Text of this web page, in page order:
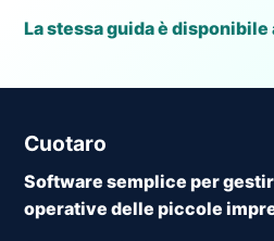
La stessa guida è
Cuotaro
Software semplice per
operative delle piccole